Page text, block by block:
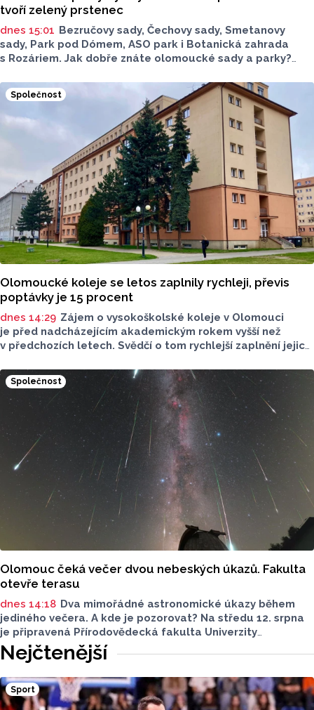
tvoří zelený prstenec
dnes 15:01 Bezručovy sady, Čechovy sady, Smetanovy
sady, Park pod Dómem, ASO park i Botanická zahrada
s Rozáriem. Jak dobře znáte olomoucké sady a parky?
které v nich jsou. Vždy tomu tak ale nebylo.
Společnost
Olomoucké koleje se letos zaplnily rychleji, převis
poptávky je 15 procent
dnes 14:29 Zájem o vysokoškolské koleje v Olomouci
je před nadcházejícím akademickým rokem vyšší než
v předchozích letech. Svědčí o tom rychlejší zaplnění jejich
ČTK mluvčí Univerzity Palackého (UP) v Olomouci Egon
Havrlant. Celková kapacita lůžek na kolejích je letos
zhruba 4300, o dalších přibližně 500 míst se tento počet
navýší příští rok po přestavbě bloku kolejí J. L. Fischera,
doplnil mluvčí.
Společnost
Olomouc čeká večer dvou nebeských úkazů. Fakulta
otevře terasu
dnes 14:18 Dva mimořádné astronomické úkazy během
jediného večera. A kde je pozorovat? Na středu 12. srpna
je připravená Přírodovědecká fakulta Univerzity
Palackého i město Přerov. V Olomouci se otevře terasa,
v Přerově Hvězdárna. Na obou místech bude možné
pohlédnout na slunce speciální technikou.
Nejčtenější
Sport